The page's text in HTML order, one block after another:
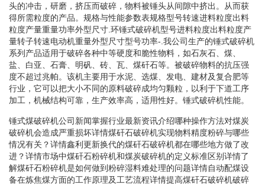
头的冲击，研磨，挤压而破碎，物料被锤头从间隙中挤出。从而获
得所需粒度的产品。规格与性能参数表规格型号转速进料粒度出料
粒度产量重量功率外型尺寸.环锤式破碎机型号进料粒度出料粒度产
量转子转速电动机重量外型尺寸型号功率-.我公司生产的锤式破碎机
系列产品适用于破碎各种中等硬度和脆性物料，如石灰石、煤、
盐、白亚、石膏、明矾、砖、瓦、煤矸石等。被破碎物料的抗压强
度不超过兆帕。该机主要用于水泥、选煤、发电、建材及复合肥等
行业，它可以把大小不同的原料破碎成均匀颗粒，以利于下道工序
加工，机械结构可靠，生产效率高，适用性好。锤式破碎机性能。
锤式煤破碎机公司新闻掌握行业最新资讯介绍哪种操作方法对煤炭
破碎机会造成严重损坏详情煤矸石破碎机实现物料精度粉碎与哪些
情况有关？详情鑫利更新换代的煤矸石破碎机都在哪些地方做了改
进？详情市场中煤矸石粉碎机和煤炭破碎机的定义标准区别详情了
解煤矸石粉碎机是如何做到粉碎湿料难处理的问题详情自动配煤设
备在炼焦煤方面的工作原理及工艺流程详情提高煤矸石破碎机破碎